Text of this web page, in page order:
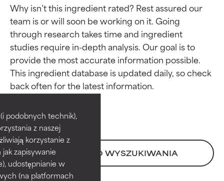
podobnych technik),
z naszej
korzystanie z
zapisywanie
udostępnianie w
(na platformach
Why isn’t this ingredient rated? Rest assured our
team is or will soon be working on it. Going
through research takes time and ingredient
studies require in-depth analysis. Our goal is to
provide the most accurate information possible.
This ingredient database is updated daily, so check
POWRÓT DO WYSZUKIWANIA
Oceny składników
BEST
Udowodnione i potwierdzone
przez niezależne badania.
Wyjątkowy składnik aktywny
odpowiedni dla większości
typów skóry i problemów
Oceny składników
BEST
Udowodnione i potwierdzone
przez niezależne badania.
Wyjątkowy składnik aktywny
odpowiedni dla większości
typów skóry i problemów